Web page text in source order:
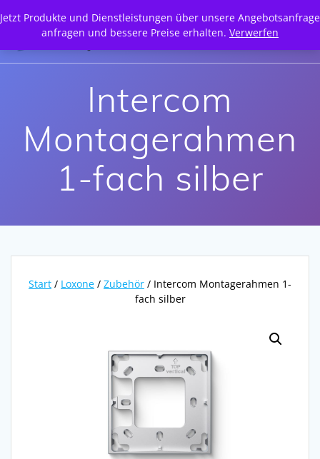
Jetzt Produkte und Dienstleistungen über unsere Angebotsanfrage
anfragen und bessere Preise erhalten. Verwerfen
Inhalt
springen
Intercom
Montagerahmen
1-fach silber
Start / Loxone / Zubehör / Intercom Montagerahmen 1-
fach silber